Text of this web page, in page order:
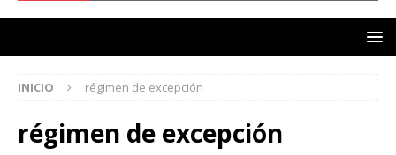
INICIO régimen de excepción
régimen de excepción